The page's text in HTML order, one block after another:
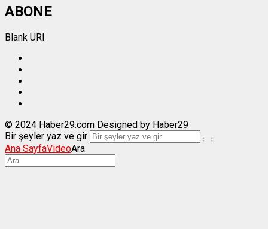
ABONE
Blank URI
© 2024 Haber29.com Designed by Haber29
Bir şeyler yaz ve gir
Ana SayfaVideoAra